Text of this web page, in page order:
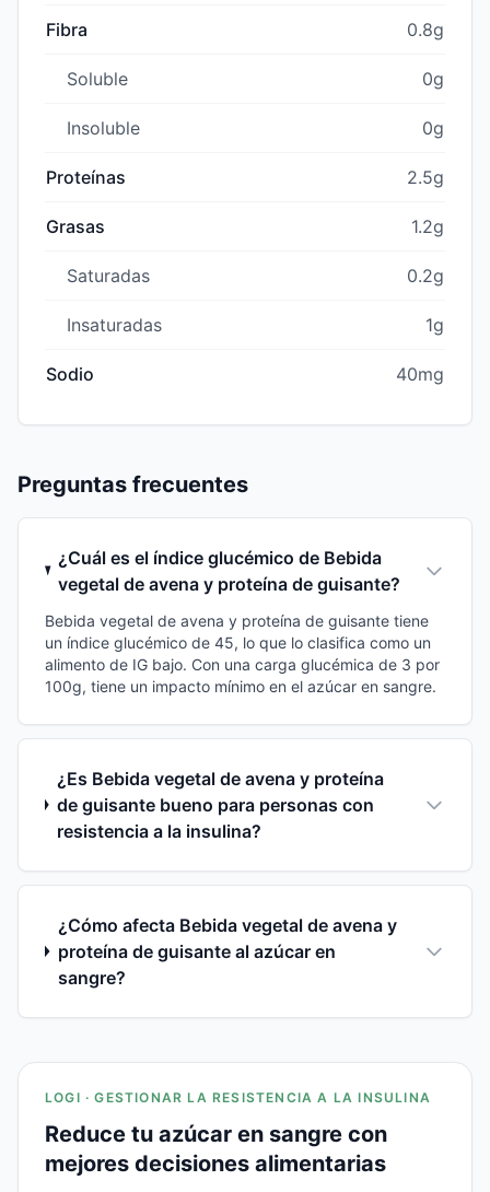
Fibra 0.8g
Soluble 0g
Insoluble 0g
Proteínas 2.5g
Grasas 1.2g
Saturadas 0.2g
Insaturadas 1g
Sodio 40mg
Preguntas frecuentes
¿Cuál es el índice glucémico de Bebida
vegetal de avena y proteína de guisante?
Bebida vegetal de avena y proteína de guisante tiene
un índice glucémico de 45, lo que lo clasifica como un
alimento de IG bajo. Con una carga glucémica de 3 por
100g, tiene un impacto mínimo en el azúcar en sangre.
¿Es Bebida vegetal de avena y proteína
de guisante bueno para personas con
resistencia a la insulina?
¿Cómo afecta Bebida vegetal de avena y
proteína de guisante al azúcar en
sangre?
LOGI · GESTIONAR LA RESISTENCIA A LA INSULINA
Reduce tu azúcar en sangre con
mejores decisiones alimentarias